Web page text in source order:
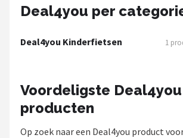
Basil
AXA
Deal4you per
Deal4you Kinderfietsen 1
Voordeligste Deal4you
producten
Op zoek naar een Deal4you product